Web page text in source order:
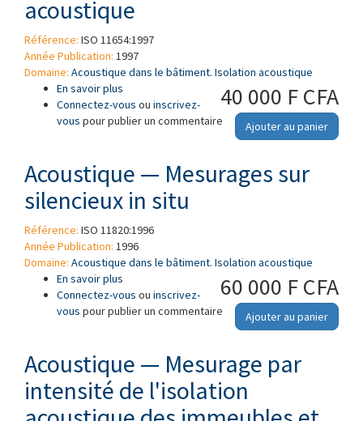
acoustique
Référence: ISO 11654:1997
Année Publication: 1997
Domaine: Acoustique dans le bâtiment. Isolation acoustique
40 000 F CFA
Ajouter au panier
En savoir plus à propos de Acoustique — Absorbants pour
l'utilisation dans les bâtiments — Évaluation de
l'absorption acoustique
Connectez-vous ou inscrivez-
vous pour publier un commentaire
Acoustique — Mesurages sur
silencieux in situ
Référence: ISO 11820:1996
Année Publication: 1996
Domaine: Acoustique dans le bâtiment. Isolation acoustique
60 000 F CFA
Ajouter au panier
En savoir plus à propos de Acoustique — Mesurages sur
silencieux in situ
Connectez-vous ou inscrivez-
vous pour publier un commentaire
Acoustique — Mesurage par
intensité de l'isolation